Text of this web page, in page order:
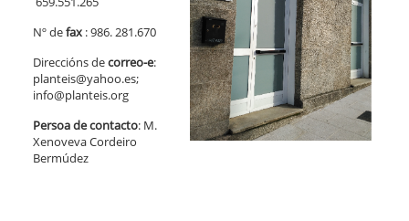
Nº defax : 986. 281.670
Direccións decorreo-e:
planteis@yahoo.es;
info@planteis.org
Persoa de contacto: M.
Xenoveva Cordeiro
Bermúdez